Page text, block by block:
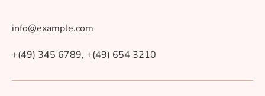
info@example.com
+(49) 345 6789, +(49) 654 3210